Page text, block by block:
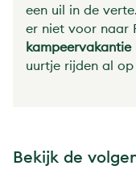
een uil in de
er niet voor naar
uurtje rijden al
Bekijk de